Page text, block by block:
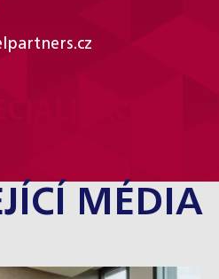
MÉDIA